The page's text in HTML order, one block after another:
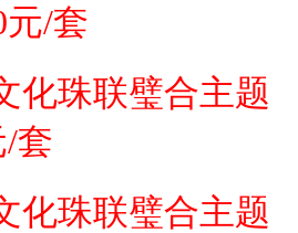
元/套
化珠联璧合主题
/套
化珠联璧合主题